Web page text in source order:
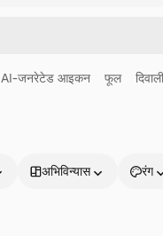
AI-जनरेटेड आइकन फूल दिवाली
अभिविन्यास रंग